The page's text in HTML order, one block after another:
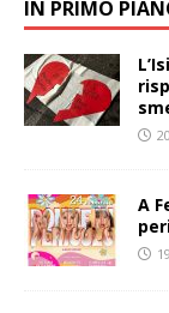
IN PRIMO
A